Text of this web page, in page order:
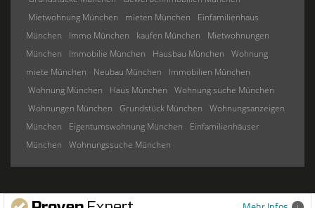
Mietwohnung München
mieten München
Einfamilienhaus
München
Immo München kaufen München
Mietwohnungen
München
Immobilie München Hausbau München
Wohnung
miete München
Neubau München
Immobilien München
Wohnung München
Haus München
Wohnung suche München
Wohnungen München
Grundstück München
Wohnungsanzeigen
München
Eigentumswohnung München
Einfamilienhäuser
München
Wohnungssuche München